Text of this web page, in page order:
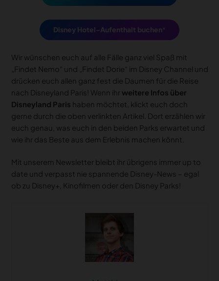
Disney Hotel-Aufenthalt buchen
Wir wünschen euch auf alle Fälle ganz viel Spaß mit
„Findet Nemo“ und „Findet Dorie“ im Disney Channel und
drücken euch allen ganz fest die Daumen für die Reise
nach Disneyland Paris! Wenn ihr weitere Infos über
Disneyland Paris haben möchtet, klickt euch doch
gerne durch die oben verlinkten Artikel. Dort erzählen wir
euch genau, was euch in den beiden Parks erwartet und
wie ihr das Beste aus dem Erlebnis machen könnt.
Mit unserem Newsletter bleibt ihr übrigens immer up to
date und verpasst nie spannende Disney-News – egal
ob zu Disney+, Kinofilmen oder den Disney Parks!